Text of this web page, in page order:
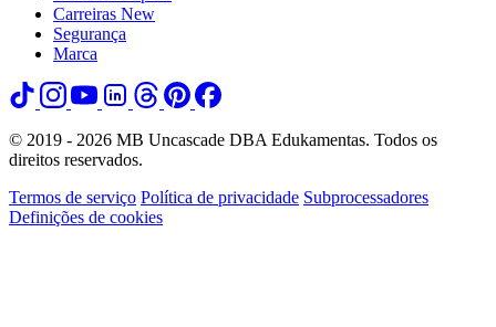
Carreiras New
Segurança
Marca
© 2019 - 2026 MB Uncascade DBA Edukamentas. Todos os
direitos reservados.
Termos de serviço Política de privacidade Subprocessadores
Definições de cookies